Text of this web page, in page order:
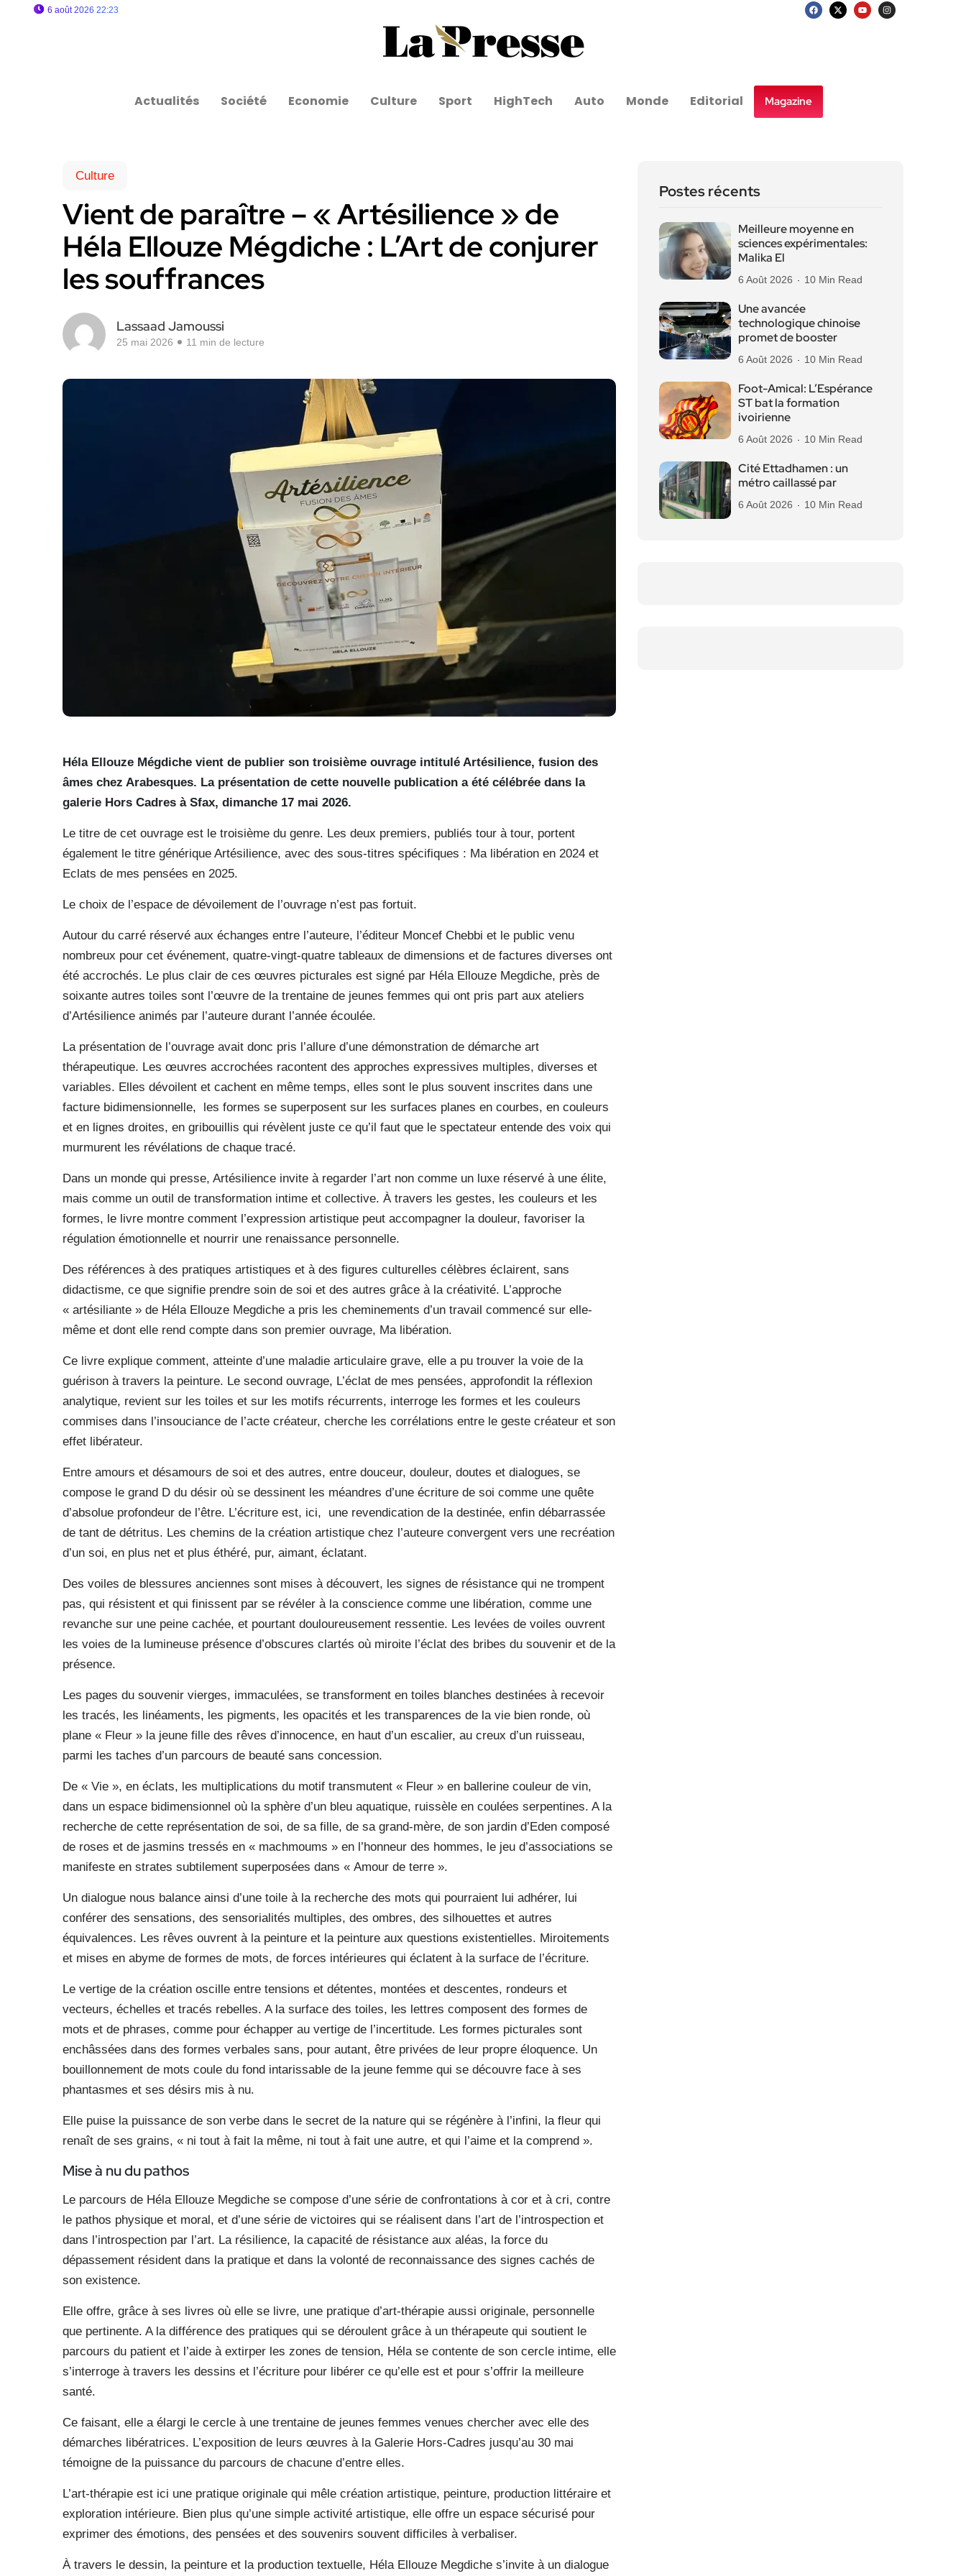
6 août 2026 22:23
Actualités Société Economie Culture Sport HighTech Auto Monde Editorial Magazine
Culture
Vient de paraître – « Artésilience » de
Héla Ellouze Mégdiche : L’Art de conjurer
les souffrances
Lassaad Jamoussi
25 mai 2026 11 min de lecture
Héla Ellouze Mégdiche vient de publier son troisième ouvrage intitulé Artésilience, fusion des
âmes chez Arabesques. La présentation de cette nouvelle publication a été célébrée dans la
galerie Hors Cadres à Sfax, dimanche 17 mai 2026.
Le titre de cet ouvrage est le troisième du genre. Les deux premiers, publiés tour à tour, portent
également le titre générique Artésilience, avec des sous-titres spécifiques : Ma libération en 2024 et
Eclats de mes pensées en 2025.
Le choix de l’espace de dévoilement de l’ouvrage n’est pas fortuit.
Autour du carré réservé aux échanges entre l’auteure, l’éditeur Moncef Chebbi et le public venu
nombreux pour cet événement, quatre-vingt-quatre tableaux de dimensions et de factures diverses ont
été accrochés. Le plus clair de ces œuvres picturales est signé par Héla Ellouze Megdiche, près de
soixante autres toiles sont l’œuvre de la trentaine de jeunes femmes qui ont pris part aux ateliers
d’Artésilience animés par l’auteure durant l’année écoulée.
La présentation de l’ouvrage avait donc pris l’allure d’une démonstration de démarche art
thérapeutique. Les œuvres accrochées racontent des approches expressives multiples, diverses et
variables. Elles dévoilent et cachent en même temps, elles sont le plus souvent inscrites dans une
facture bidimensionnelle,
les formes se superposent sur les surfaces planes en courbes, en couleurs
et en lignes droites, en gribouillis qui révèlent juste ce qu’il faut que le spectateur entende des voix qui
murmurent les révélations de chaque tracé.
Dans un monde qui presse, Artésilience invite à regarder l’art non comme un luxe réservé à une élite,
mais comme un outil de transformation intime et collective. À travers les gestes, les couleurs et les
formes, le livre montre comment l’expression artistique peut accompagner la douleur, favoriser la
régulation émotionnelle et nourrir une renaissance personnelle.
Des références à des pratiques artistiques et à des figures culturelles célèbres éclairent, sans
didactisme, ce que signifie prendre soin de soi et des autres grâce à la créativité. L’approche
« artésiliante » de Héla Ellouze Megdiche a pris les cheminements d’un travail commencé sur elle-
même et dont elle rend compte dans son premier ouvrage, Ma libération.
Ce livre explique comment, atteinte d’une maladie articulaire grave, elle a pu trouver la voie de la
guérison à travers la peinture. Le second ouvrage, L’éclat de mes pensées, approfondit la réflexion
analytique, revient sur les toiles et sur les motifs récurrents, interroge les formes et les couleurs
commises dans l’insouciance de l’acte créateur, cherche les corrélations entre le geste créateur et son
effet libérateur.
Entre amours et désamours de soi et des autres, entre douceur, douleur, doutes et dialogues, se
compose le grand D du désir où se dessinent les méandres d’une écriture de soi comme une quête
d’absolue profondeur de l’être. L’écriture est, ici,
une revendication de la destinée, enfin débarrassée
de tant de détritus. Les chemins de la création artistique chez l’auteure convergent vers une recréation
d’un soi, en plus net et plus éthéré, pur, aimant, éclatant.
Des voiles de blessures anciennes sont mises à découvert, les signes de résistance qui ne trompent
pas, qui résistent et qui finissent par se révéler à la conscience comme une libération, comme une
revanche sur une peine cachée, et pourtant douloureusement ressentie. Les levées de voiles ouvrent
les voies de la lumineuse présence d’obscures clartés où miroite l’éclat des bribes du souvenir et de la
présence.
Les pages du souvenir vierges, immaculées, se transforment en toiles blanches destinées à recevoir
les tracés, les linéaments, les pigments, les opacités et les transparences de la vie bien ronde, où
plane « Fleur » la jeune fille des rêves d’innocence, en haut d’un escalier, au creux d’un ruisseau,
parmi les taches d’un parcours de beauté sans concession.
De « Vie », en éclats, les multiplications du motif transmutent « Fleur » en ballerine couleur de vin,
dans un espace bidimensionnel où la sphère d’un bleu aquatique, ruissèle en coulées serpentines. A la
recherche de cette représentation de soi, de sa fille, de sa grand-mère, de son jardin d’Eden composé
de roses et de jasmins tressés en « machmoums » en l’honneur des hommes, le jeu d’associations se
manifeste en strates subtilement superposées dans « Amour de terre ».
Un dialogue nous balance ainsi d’une toile à la recherche des mots qui pourraient lui adhérer, lui
conférer des sensations, des sensorialités multiples, des ombres, des silhouettes et autres
équivalences. Les rêves ouvrent à la peinture et la peinture aux questions existentielles. Miroitements
et mises en abyme de formes de mots, de forces intérieures qui éclatent à la surface de l’écriture.
Le vertige de la création oscille entre tensions et détentes, montées et descentes, rondeurs et
vecteurs, échelles et tracés rebelles. A la surface des toiles, les lettres composent des formes de
mots et de phrases, comme pour échapper au vertige de l’incertitude. Les formes picturales sont
enchâssées dans des formes verbales sans, pour autant, être privées de leur propre éloquence. Un
bouillonnement de mots coule du fond intarissable de la jeune femme qui se découvre face à ses
phantasmes et ses désirs mis à nu.
Elle puise la puissance de son verbe dans le secret de la nature qui se régénère à l’infini, la fleur qui
renaît de ses grains, « ni tout à fait la même, ni tout à fait une autre, et qui l’aime et la comprend ».
Mise à nu du pathos
Le parcours de Héla Ellouze Megdiche se compose d’une série de confrontations à cor et à cri, contre
le pathos physique et moral, et d’une série de victoires qui se réalisent dans l’art de l’introspection et
dans l’introspection par l’art. La résilience, la capacité de résistance aux aléas, la force du
dépassement résident dans la pratique et dans la volonté de reconnaissance des signes cachés de
son existence.
Elle offre, grâce à ses livres où elle se livre, une pratique d’art-thérapie aussi originale, personnelle
que pertinente. A la différence des pratiques qui se déroulent grâce à un thérapeute qui soutient le
parcours du patient et l’aide à extirper les zones de tension, Héla se contente de son cercle intime, elle
s’interroge à travers les dessins et l’écriture pour libérer ce qu’elle est et pour s’offrir la meilleure
santé.
Ce faisant, elle a élargi le cercle à une trentaine de jeunes femmes venues chercher avec elle des
démarches libératrices. L’exposition de leurs œuvres à la Galerie Hors-Cadres jusqu’au 30 mai
témoigne de la puissance du parcours de chacune d’entre elles.
L’art-thérapie est ici une pratique originale qui mêle création artistique, peinture, production littéraire et
exploration intérieure. Bien plus qu’une simple activité artistique, elle offre un espace sécurisé pour
exprimer des émotions, des pensées et des souvenirs souvent difficiles à verbaliser.
À travers le dessin, la peinture et la production textuelle, Héla Ellouze Megdiche s’invite à un dialogue
Postes récents
Meilleure moyenne en
sciences expérimentales:
Malika El
6 Août 2026 10 Min Read
Une avancée
technologique chinoise
promet de booster
6 Août 2026 10 Min Read
Foot-Amical: L’Espérance
ST bat la formation
ivoirienne
6 Août 2026 10 Min Read
Cité Ettadhamen : un
métro caillassé par
6 Août 2026 10 Min Read